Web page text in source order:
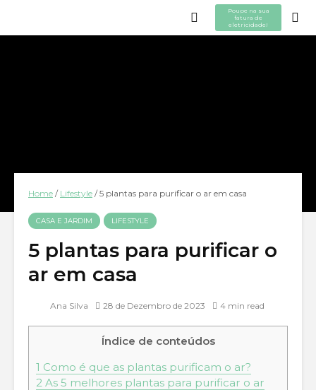
Poupe na sua
fatura de
eletricidade!
Home / Lifestyle /5 plantas para purificar o ar em casa
CASA E JARDIM LIFESTYLE
5 plantas para purificar o
ar em casa
Ana Silva 28 de Dezembro de 2023 4 min read
Índice de conteúdos
1 Como é que as plantas purificam o ar?
2 As 5 melhores plantas para purificar o ar